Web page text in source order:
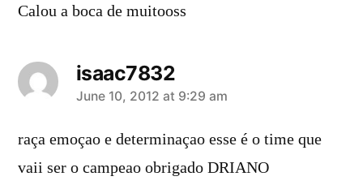
Calou a boca de muitooss
isaac7832
says:
June 10, 2012 at 9:29 am
raça emoçao e determinaçao esse é o time que
vaii ser o campeao obrigado DRIANO